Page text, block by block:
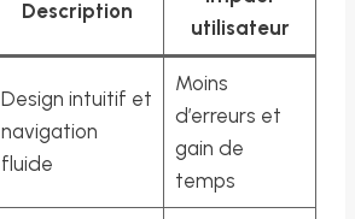
Description
utilisateur
Design intuitif et
navigation
fluide
Moins
d’erreurs et
gain de
temps